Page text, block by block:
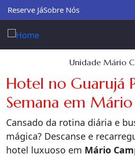
Reserve JáSobre Nós
Unidade Mário
Hotel no Guarujá
Semana em
Cansado da rotina diária e
mágica? Descanse e
hotel luxuoso em Mário